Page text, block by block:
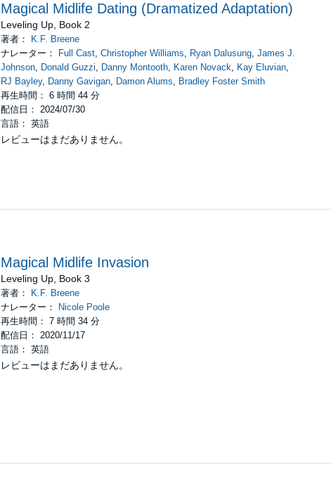
Magical Midlife Dating (Dramatized Adaptation)
Leveling Up, Book 2
著者：
K.F. Breene
ナレーター：
Full Cast, Christopher Williams, Ryan Dalusung, James J.
Johnson, Donald Guzzi, Danny Montooth, Karen Novack, Kay Eluvian,
RJ Bayley, Danny Gavigan, Damon Alums, Bradley Foster Smith
再生時間： 6 時間 44 分
配信日： 2024/07/30
言語： 英語
レビューはまだありません。
Magical Midlife Invasion
Leveling Up, Book 3
著者：
K.F. Breene
ナレーター：
Nicole Poole
再生時間： 7 時間 34 分
配信日： 2020/11/17
言語： 英語
レビューはまだありません。